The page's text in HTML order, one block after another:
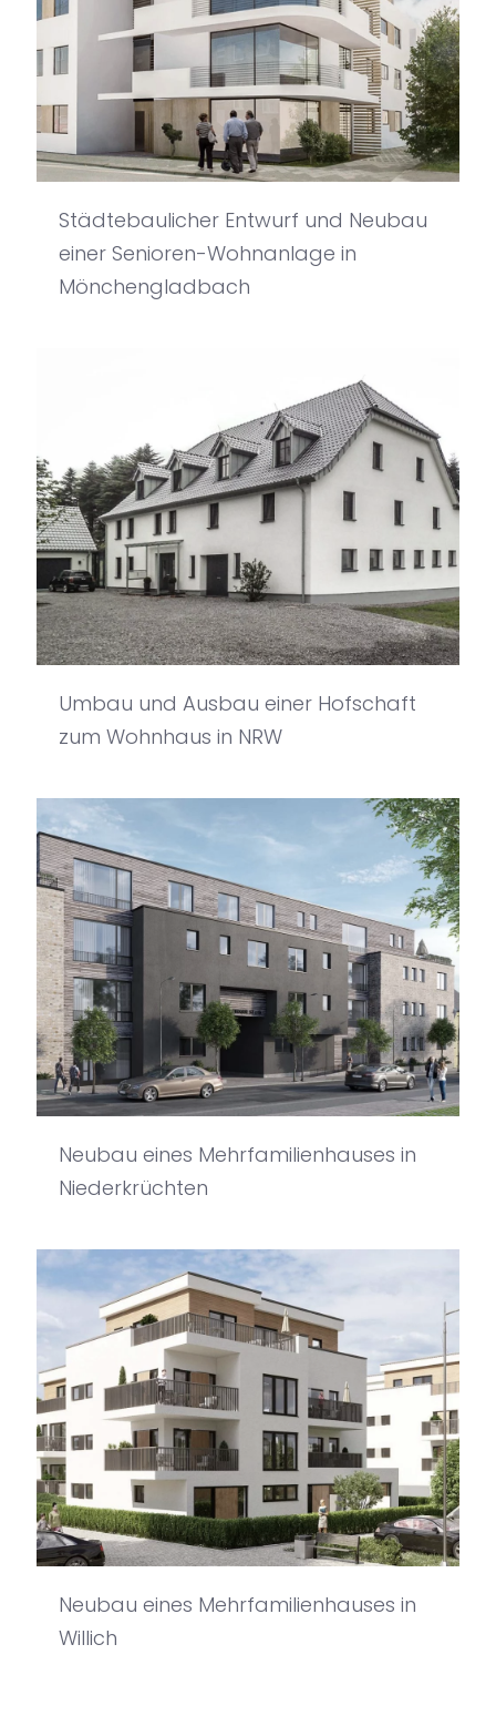
Städtebaulicher Entwurf und Neubau
einer Senioren-Wohnanlage in
Mönchengladbach
Umbau und Ausbau einer Hofschaft
zum Wohnhaus in NRW
Neubau eines Mehrfamilienhauses in
Niederkrüchten
Neubau eines Mehrfamilienhauses in
Willich